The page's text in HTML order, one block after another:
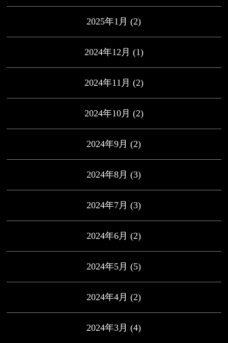
2025年1月 (2)
2024年12月 (1)
2024年11月 (2)
2024年10月 (2)
2024年9月 (2)
2024年8月 (3)
2024年7月 (3)
2024年6月 (2)
2024年5月 (5)
2024年4月 (2)
2024年3月 (4)